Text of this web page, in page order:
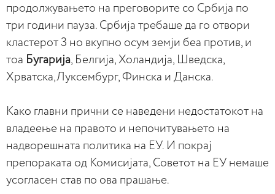
продолжувањето на преговорите со Србија по
три години пауза. Србија требаше да го отвори
кластерот 3 но вкупно осум земји беа против, и
тоа Бугарија, Белгија, Холандија, Шведска,
Хрватска,Луксембург, Финска и Данска.
Како главни прични се наведени недостатокот на
владеење на правото и непочитувањето на
надворешната политика на ЕУ. И покрај
препораката од Комисијата, Советот на ЕУ немаше
усогласен став по ова прашање.